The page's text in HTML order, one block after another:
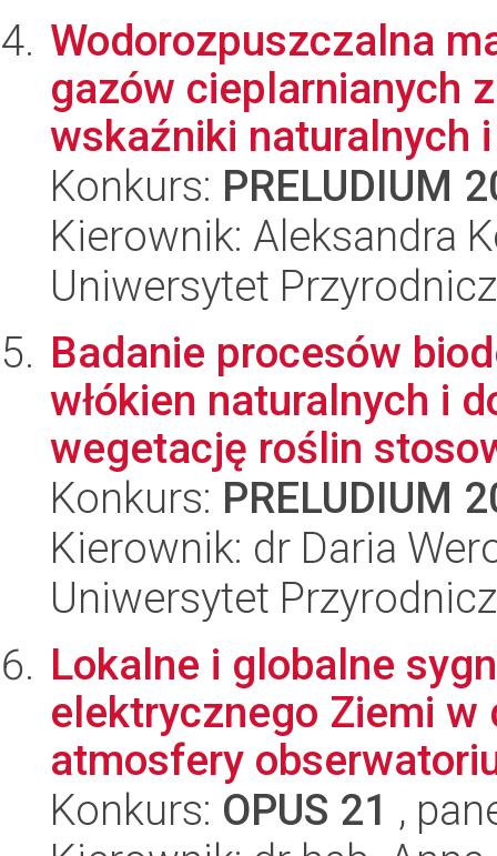
Wodorozpuszczalna
gazów cieplarnianych
wskaźniki naturalnych
Konkurs: PRELUDIUM
Kierownik: Aleksandra
Uniwersytet
Badanie procesów
włókien naturalnych i
wegetację roślin
Konkurs: PRELUDIUM
Kierownik: dr Daria
Uniwersytet
Lokalne i globalne
elektrycznego Ziemi
atmosfery
Konkurs: OPUS 21 ,